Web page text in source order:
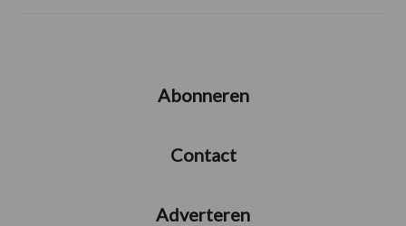
Abonneren
Contact
Adverteren